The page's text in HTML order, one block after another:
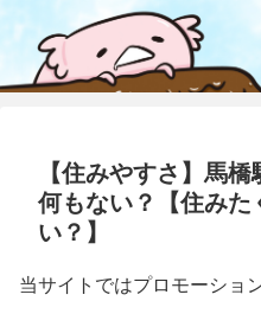
【住みやすさ】馬
何もない？【住みた
い？】
当サイトではプロモーショ